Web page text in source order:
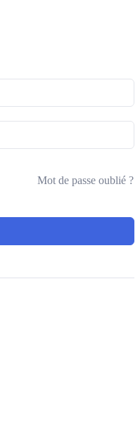
Mot de passe oublié ?